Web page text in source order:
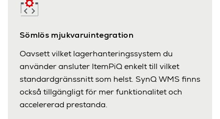
Sömlös mjukvaruintegration
Oavsett vilket lagerhanteringssystem du
använder ansluter ItemPiQ enkelt till vilket
standardgränssnitt som helst. SynQ WMS finns
också tillgängligt för mer funktionalitet och
accelererad prestanda.